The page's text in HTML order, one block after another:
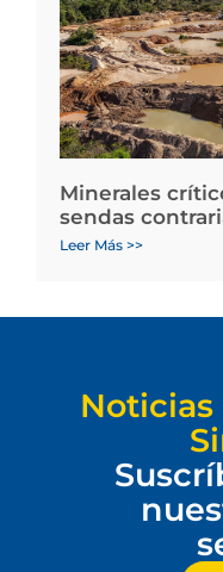
Minerales
sendas
Leer Más >>